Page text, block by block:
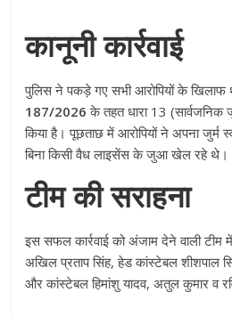
कानूनी कार्रवाई
पुलिस ने पकड़े गए सभी आरोपियों के खिलाफ
187/2026 के तहत धारा 13
किया है। पूछताछ में आरोपियों ने अपना जुर्म
बिना किसी वैध लाइसेंस के जुआ खेल रहे थे।
टीम की सराहना
इस सफल कार्रवाई को अंजाम देने वाली टीम
अखिल प्रताप सिंह, हेड कांस्टेबल शीशपाल
और कांस्टेबल हिमांशु यादव, अतुल कुमार व